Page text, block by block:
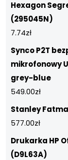
Hexagon
(295045N)
7.74zł
Synco P2T
mikrofonowy
grey-blue
549.00zł
Stanley
577.00zł
Drukarka HP
(D9L63A)